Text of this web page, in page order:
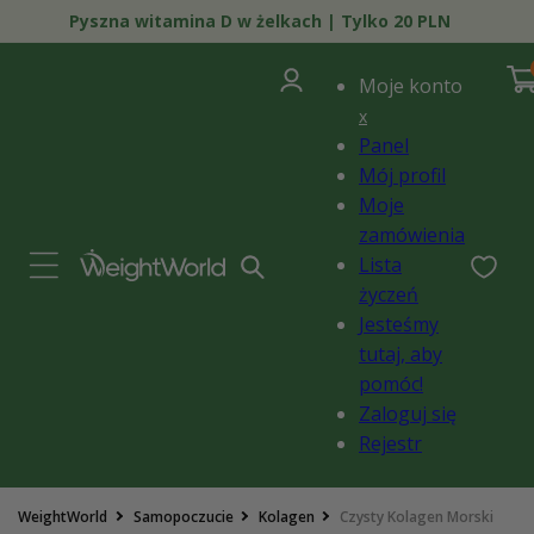
treści
Pyszna witamina D w żelkach | Tylko 20 PLN
Zaloguj
się
Moje konto
x
Panel
Mój profil
Moje
zamówienia
Lista
życzeń
Jesteśmy
tutaj, aby
pomóc!
Zaloguj się
Rejestr
i)
WeightWorld Samopoczucie Kolagen Czysty Kolagen Morski
aby